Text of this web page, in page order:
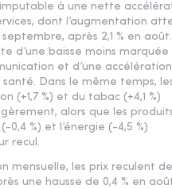
imputable à une nette
dont l’augmentation
septembre, après 2,1 % en
d’une baisse moins marquée
et d’une
santé. Dans le même temps,
(+1,7 %) et du tabac (+4,1 %)
alors que les
0,4 %) et l’énergie (-4,5 %)
recul.
mensuelle, les prix reculent de
une hausse de 0,4 % en